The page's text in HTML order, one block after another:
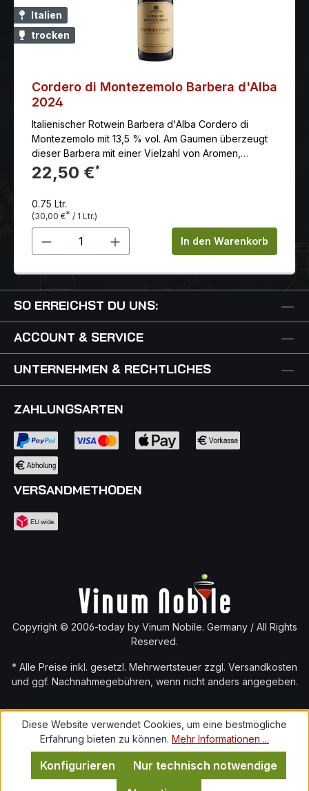
Italien
trocken
Cordero di Montezemolo Barbera d'Alba
2024
Italienischer Rotwein Barbera d'Alba Cordero di
Montezemolo mit 13,5 % vol. Am Gaumen überzeugt
dieser Barbera mit einer Vielzahl von Aromen,
eingebunden in warme, weiche Tannine.
22,50 €*
0.75 Ltr.
(30,00 €* / 1 Ltr.)
Produkt Anzahl: Gib denIn den Warenkorb
SO ERREICHST DU UNS:
ACCOUNT & SERVICE
UNTERNEHMEN & RECHTLICHES
ZAHLUNGSARTEN
VERSANDMETHODEN
Copyright © 2006-today by Vinum Nobile. Germany / All Rights
Reserved.
* Alle Preise inkl. gesetzl. Mehrwertsteuer zzgl. Versandkosten
und ggf. Nachnahmegebühren, wenn nicht anders angegeben.
Diese Website verwendet Cookies, um eine bestmögliche
Erfahrung bieten zu können. Mehr Informationen ...
Nur technisch notwendige
Konfigurieren